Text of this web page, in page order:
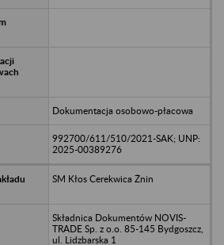
Dokumentacja osobowo-płacowa
992700/611/510/2021-SAK; UNP:
2025-00389276
SM Kłos Cerekwica Żnin
Składnica Dokumentów NOVIS-
TRADE Sp. z o.o. 85-145 Bydgoszcz,
ul. Lidzbarska 1